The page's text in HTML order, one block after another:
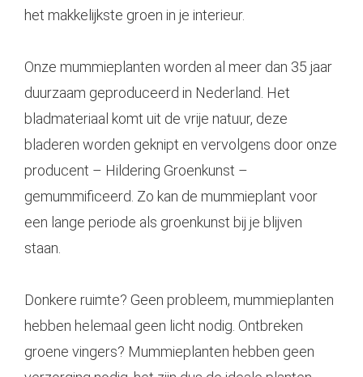
het makkelijkste groen in je interieur.
Onze mummieplanten worden al meer dan 35 jaar
duurzaam geproduceerd in Nederland. Het
bladmateriaal komt uit de vrije natuur, deze
bladeren worden geknipt en vervolgens door onze
producent – Hildering Groenkunst –
gemummificeerd. Zo kan de mummieplant voor
een lange periode als groenkunst bij je blijven
staan.
Donkere ruimte? Geen probleem, mummieplanten
hebben helemaal geen licht nodig. Ontbreken
groene vingers? Mummieplanten hebben geen